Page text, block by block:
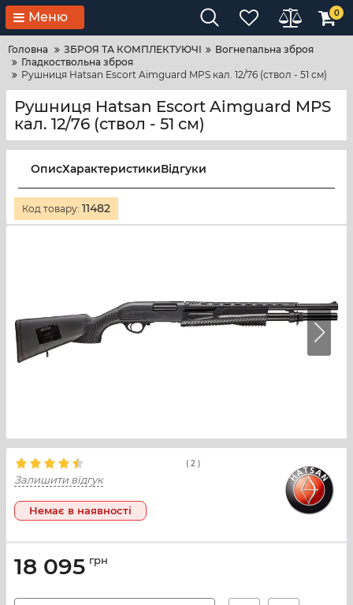
Меню 0
Головна ЗБРОЯ ТА КОМПЛЕКТУЮЧІ
Вогнепальна зброя
Гладкоствольна зброя
Рушниця Hatsan Escort Aimguard MPS кал. 12/76 (ствол - 51 см)
Рушниця Hatsan Escort Aimguard MPS
кал. 12/76 (ствол - 51 см)
ОписХарактеристикиВідгуки
Код товару: 11482
( 2 )
Залишити відгук
Немає в наявності
18 095 грн